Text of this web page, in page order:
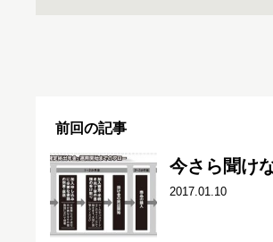
前回の記事
今さら聞け
2017.01.10